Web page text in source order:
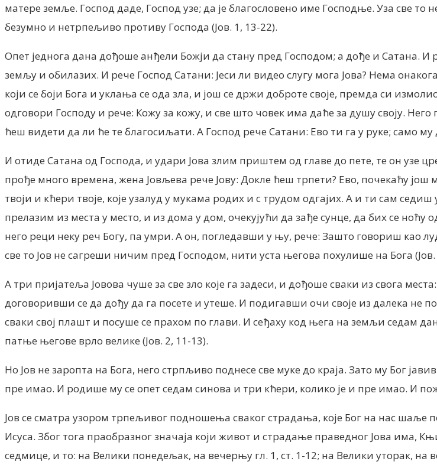
матере земље. Гоcпод даде, Господ узе; да је благословено име Господње. Уза све
безумно и нетрпељиво противу Господа (Јов. 1, 13-22).
Опет једнога дана дођоше анђели Божји да стану пред Господом; а дође и Сатана.
земљу и обилазих. И рече Господ Сатани: Јеси ли видео слугу мога Јова? Нема
који се боји Бога и уклања се ода зла, и још се држи доброте своје, премда си
одговори Господу и рече: Кожу за кожу, и све што човек има даће за душу своју.
ћеш видети да ли ће те благосиљати. А Господ рече Сатани: Ево ти га у руке; само му
И отиде Сатана од Господа, и удари Јова злим приштем од главе до пете, те он узе
прође много времена, жена Јовљева рече Јову: Докле ћеш трпети? Ево, почекаћу
твоји и кћери твоје, које узалуд у мукама родих и с трудом одгајих. А и ти сам
прелазим из места у место, и из дома у дом, очекујући да зађе сунце, да бих се
него реци неку реч Богу, па умри. А он, погледавши у њу, рече: Зашто говориш као
све то Јов не сагреши ничим пред Господом, нити уста његова похулише на Бога (Јов.
А три пријатеља Јовова чуше за све зло које га задеси, и дођоше сваки из свога
договоривши се да дођу да га посете и утеше. И подигавши очи своје из далека не
сваки свој плашт и посуше се прахом по глави. И сеђаху код њега на земљи седам
патње његове врло велике (Јов. 2, 11-13).
Но Јов не заропта на Бога, него стрпљиво поднесе све муке до краја. Зато му Бог
пре имао. И родише му се опет cедам синова и три кћери, колико је и пре имао. И
Јов се сматра узором трпељивог подношења сваког страдања, које Бог на нас шаље
Исуса. Због тога праобразног значаја који живот и страдање праведног Јова има,
седмице, и то: на Велики понедељак, на вечерњу гл. 1, ст. 1-12; на Велики уторак, на